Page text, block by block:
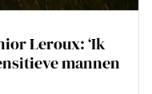
Leroux: ‘Ik
mannen